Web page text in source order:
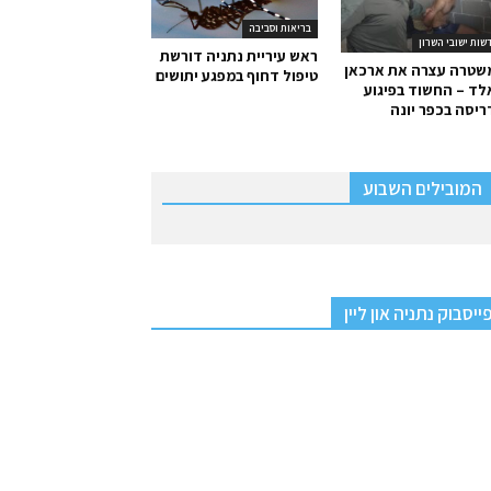
בריאות וסביבה
ראש עיריית נתניה דורשת
טיפול דחוף במפגע יתושים
ישובי השרון
עצרה את ארכאן
– החשוד בפיגוע
בכפר יונה
המובילים השבוע
פייסבוק נתניה און ליין